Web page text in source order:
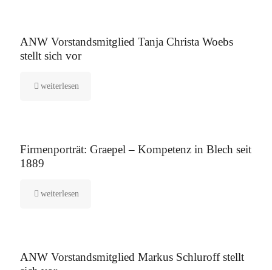
ANW Vorstandsmitglied Tanja Christa Woebs
stellt sich vor
weiterlesen
Firmenporträt: Graepel – Kompetenz in Blech seit
1889
weiterlesen
ANW Vorstandsmitglied Markus Schluroff stellt